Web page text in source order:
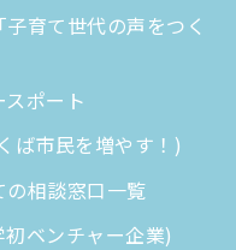
育て世代の声をつく
ポート
ば市民を増やす！)
相談窓口一覧
ベンチャー企業)